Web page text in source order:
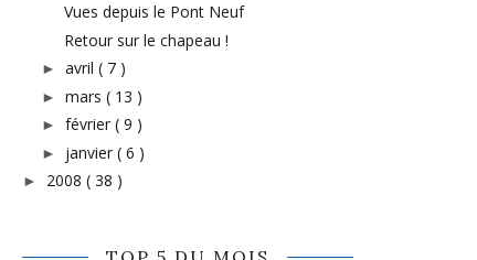
Vues depuis le Pont Neuf
Retour sur le chapeau !
► avril ( 7 )
► mars ( 13 )
► février ( 9 )
► janvier ( 6 )
► 2008 ( 38 )